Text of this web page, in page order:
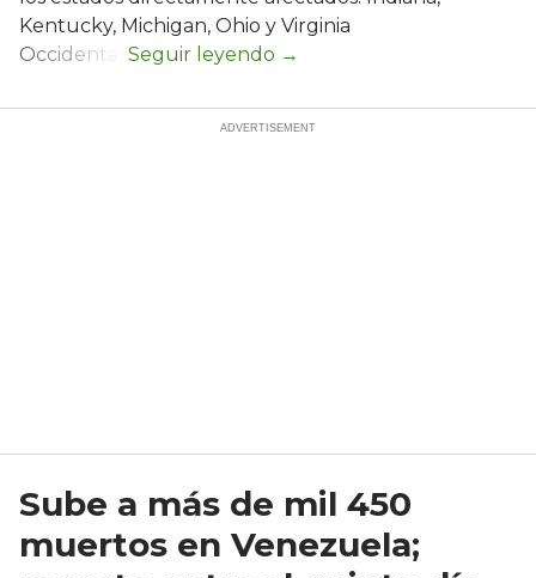
Kentucky, Michigan, Ohio y Virginia
Occidental.
Sube a más de mil 450
muertos en Venezuela;